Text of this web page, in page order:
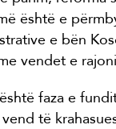
është e
e bën
vendet e
faza e
të